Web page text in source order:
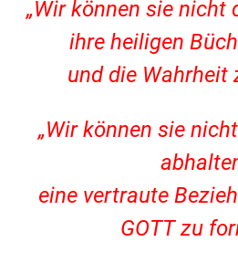
„Wir können sie nicht
ihre heiligen
und die Wahrheit
„Wir können sie
eine vertraute
GOTT zu